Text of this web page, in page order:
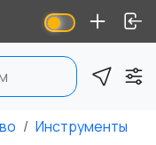
Инструменты